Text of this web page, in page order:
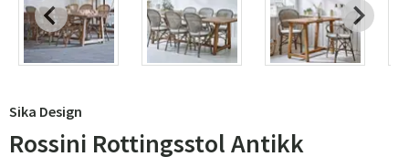
Sika Design
Rossini Rottingsstol Antikk